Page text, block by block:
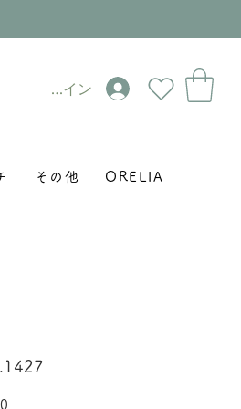
ログイン
その他 ORELIA